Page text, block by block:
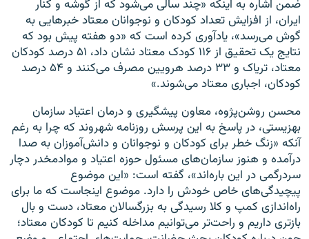
ضمن اشاره به اینکه «چند سالی می‌شود که از گوشه و کنار
ایران، از افزایش تعداد کودکان و نوجوانان معتاد خبرهایی به
گوش می‌رسد»، یادآوری کرده است که «دو هفته پیش بود که
نتایج یک تحقیق از ۱۱۶ کودک معتاد نشان داد، ۵۱ ‌درصد کودکان
معتاد، تریاک و ۳۳ ‌درصد هرویین مصرف می‌کنند و ۵۴ ‌درصد
کودکان، اجباری معتاد می‌شوند.»
محسن روشن‌پژوه، معاون پیشگیری و درمان اعتیاد سازمان
بهزیستی، در پاسخ به این پرسش روزنامه شهروند که چرا به رغم
آنکه «زنگ خطر برای کودکان و نوجوانان و دانش‌آموزان به صدا
درآمده و هنوز سازمان‌های مسئول حوزه اعتیاد و موادمخدر دچار
سردرگمی در این ‌باره‌اند»، گفته است: «این موضوع
پیچیدگی‌های خاص خودش را دارد. موضوع اینجاست که ما برای
راه‌اندازی کمپ و کلا رسیدگی به بزرگسالان معتاد، دست و بال
بازتری داریم و راحت‌تر می‌توانیم مداخله کنیم تا کودکان معتاد؛